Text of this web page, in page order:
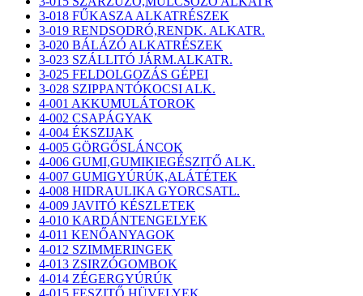
3-018 FŰKASZA ALKATRÉSZEK
3-019 RENDSODRÓ,RENDK. ALKATR.
3-020 BÁLÁZÓ ALKATRÉSZEK
3-023 SZÁLLITÓ JÁRM.ALKATR.
3-025 FELDOLGOZÁS GÉPEI
3-028 SZIPPANTÓKOCSI ALK.
4-001 AKKUMULÁTOROK
4-002 CSAPÁGYAK
4-004 ÉKSZIJAK
4-005 GÖRGŐSLÁNCOK
4-006 GUMI,GUMIKIEGÉSZITŐ ALK.
4-007 GUMIGYÚRÚK,ALÁTÉTEK
4-008 HIDRAULIKA GYORCSATL.
4-009 JAVITÓ KÉSZLETEK
4-010 KARDÁNTENGELYEK
4-011 KENŐANYAGOK
4-012 SZIMMERINGEK
4-013 ZSIRZÓGOMBOK
4-014 ZÉGERGYÚRÚK
4-015 FESZITŐ HÜVELYEK